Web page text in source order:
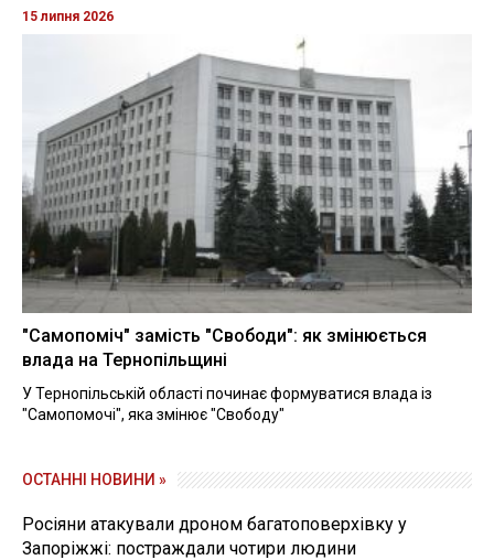
15 липня 2026
"Самопоміч" замість "Свободи": як змінюється
влада на Тернопільщині
У Тернопільській області починає формуватися влада із
"Самопомочі", яка змінює "Свободу"
ОСТАННІ НОВИНИ »
Росіяни атакували дроном багатоповерхівку у
Запоріжжі: постраждали чотири людини